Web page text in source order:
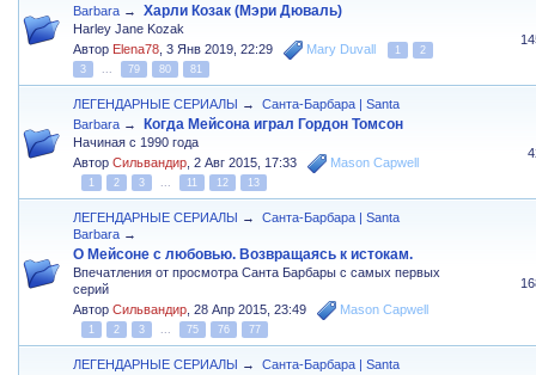
Barbara → Харли Козак (Мэри Дюваль)
Harley Jane Kozak
Автор Elena78 ,3 Янв 2019, 22:29 Mary Duvall 1
2
3
... 79 80 81
ЛЕГЕНДАРНЫЕ СЕРИАЛЫ →
Санта-Барбара | Santa
Barbara → Когда Мейсона играл Гордон Томсон
Начиная с 1990 года
АвторСильвандир ,2 Авг 2015, 17:33 Mason Capwell
1 2 3 ... 11 12 13
ЛЕГЕНДАРНЫЕ СЕРИАЛЫ →
Санта-Барбара | Santa
Barbara →
О Мейсоне с любовью. Возвращаясь к истокам.
Впечатления от просмотра Санта Барбары с самых первых
серий
АвторСильвандир ,28 Апр 2015, 23:49 Mason Capwell
1 2 3 ... 75 76 77
ЛЕГЕНДАРНЫЕ СЕРИАЛЫ →
Санта-Барбара | Santa